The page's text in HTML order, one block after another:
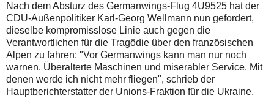
Nach dem Absturz des Germanwings-Flug 4U9525 hat der
CDU-Außenpolitiker Karl-Georg Wellmann nun gefordert,
dieselbe kompromisslose Linie auch gegen die
Verantwortlichen für die Tragödie über den französischen
Alpen zu fahren: "Vor Germanwings kann man nur noch
warnen. Überalterte Maschinen und miserabler Service. Mit
denen werde ich nicht mehr fliegen", schrieb der
Hauptberichterstatter der Unions-Fraktion für die Ukraine,